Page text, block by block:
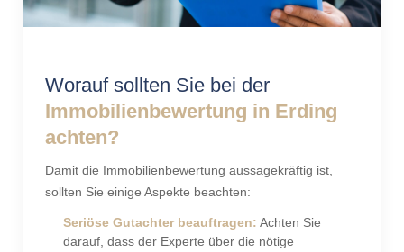
Worauf sollten Sie bei der
Immobilienbewertung in Erding
achten?
Damit die Immobilienbewertung aussagekräftig ist,
sollten Sie einige Aspekte beachten:
Seriöse Gutachter beauftragen: Achten Sie
darauf, dass der Experte über die nötige